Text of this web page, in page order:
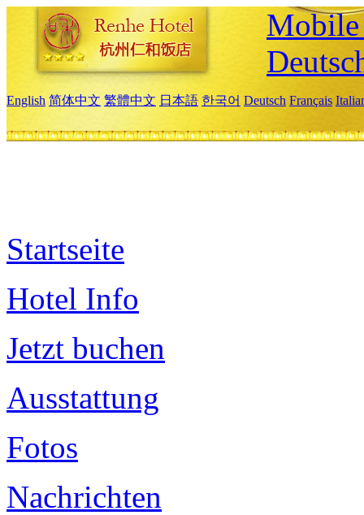
English 简体中文 繁體中文 日本語 한국어 Deutsch Français
Startseite
Hotel Info
Jetzt buchen
Ausstattung
Fotos
Nachrichten